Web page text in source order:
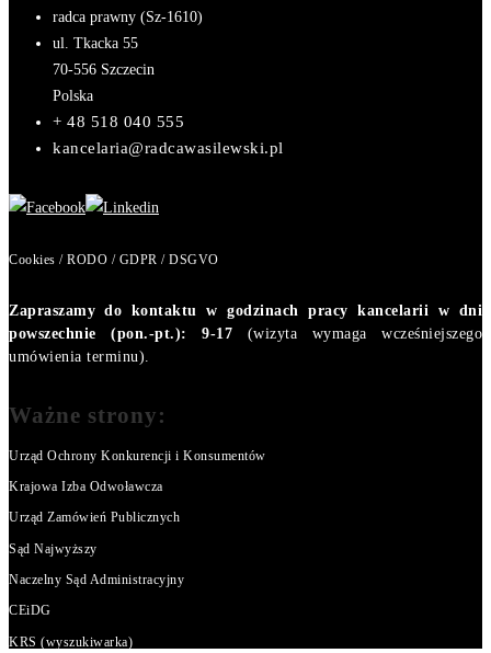
radca prawny (Sz-1610)
ul. Tkacka 55
70-556 Szczecin
Polska
+ 48 518 040 555
kancelaria@radcawasilewski.pl
Cookies / RODO / GDPR / DSGVO
Zapraszamy do kontaktu w godzinach pracy kancelarii w dni
powszechnie (pon.-pt.): 9-17 (wizyta wymaga wcześniejszego
umówienia terminu).
Ważne strony:
Urząd Ochrony Konkurencji i Konsumentów
Krajowa Izba Odwoławcza
Urząd Zamówień Publicznych
Sąd Najwyższy
Naczelny Sąd Administracyjny
CEiDG
KRS (wyszukiwarka)